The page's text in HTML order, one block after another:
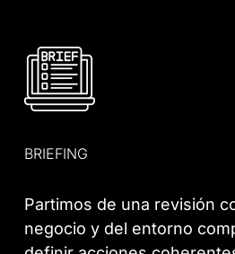
BRIEFING
Partimos de una revisión
negocio y del entorno